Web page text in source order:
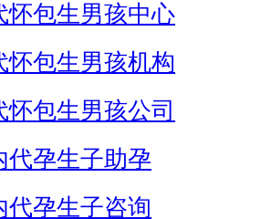
怀包生男孩中心
怀包生男孩机构
怀包生男孩公司
代孕生子助孕
代孕生子咨询